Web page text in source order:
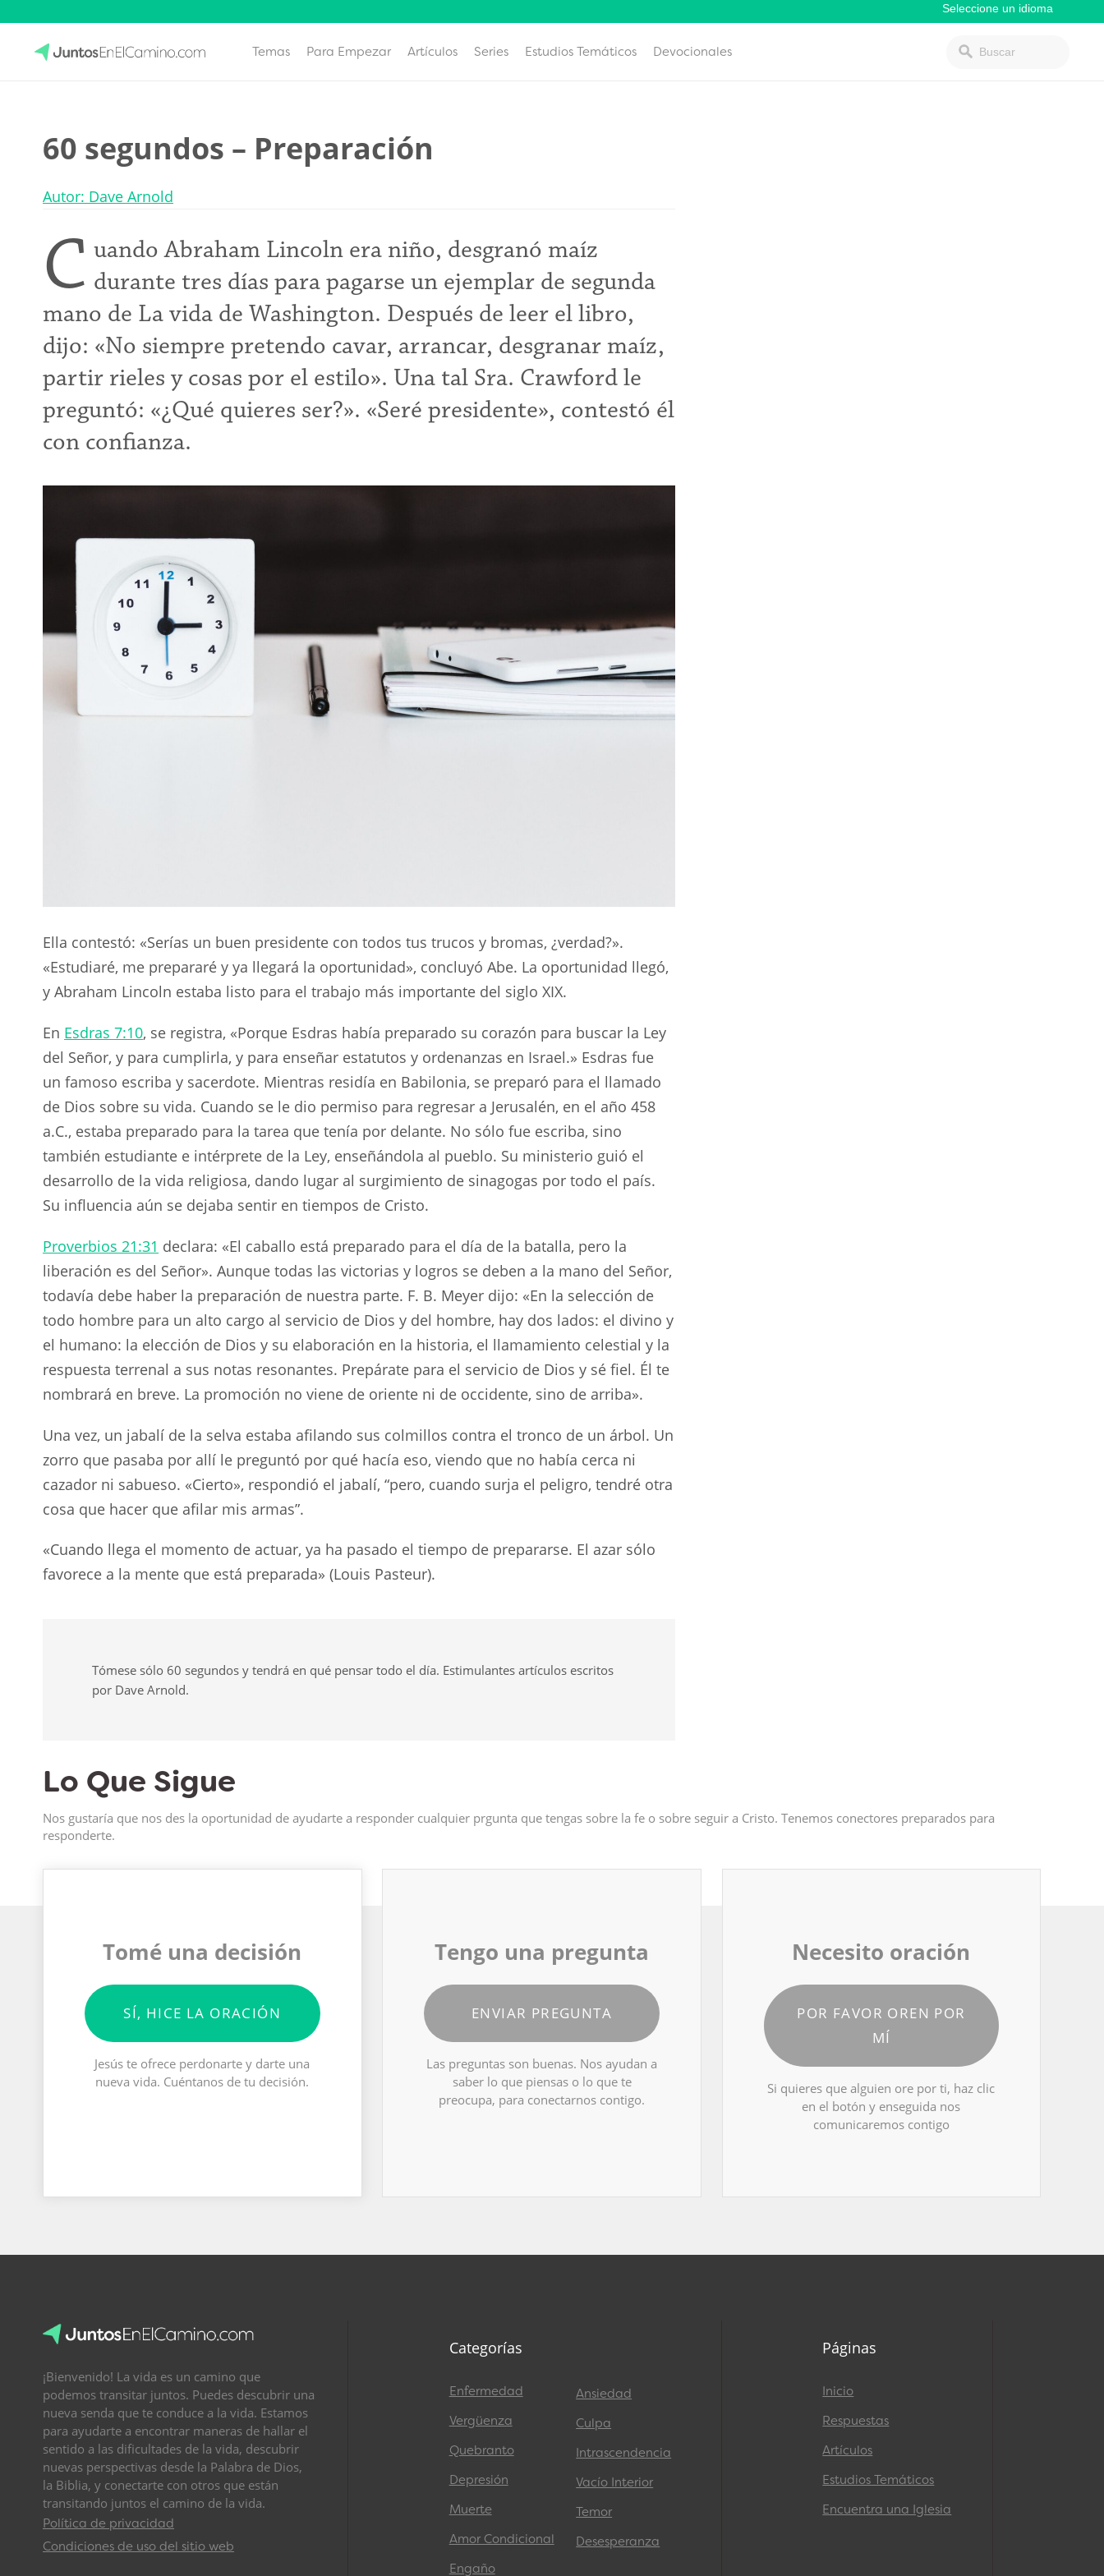
Temas Para Empezar Artículos Series Estudios Temáticos Devocionales
60 segundos – Preparación
Autor: Dave Arnold
C uando Abraham Lincoln era niño, desgranó maíz
durante tres días para pagarse un ejemplar de segunda
mano de La vida de Washington. Después de leer el libro,
dijo: «No siempre pretendo cavar, arrancar, desgranar maíz,
partir rieles y cosas por el estilo». Una tal Sra. Crawford le
preguntó: «¿Qué quieres ser?». «Seré presidente», contestó él
con confianza.
Ella contestó: «Serías un buen presidente con todos tus trucos y bromas, ¿verdad?».
«Estudiaré, me prepararé y ya llegará la oportunidad», concluyó Abe. La oportunidad llegó,
y Abraham Lincoln estaba listo para el trabajo más importante del siglo XIX.
En Esdras 7:10, se registra, «Porque Esdras había preparado su corazón para buscar la Ley
del Señor, y para cumplirla, y para enseñar estatutos y ordenanzas en Israel.» Esdras fue
un famoso escriba y sacerdote. Mientras residía en Babilonia, se preparó para el llamado
de Dios sobre su vida. Cuando se le dio permiso para regresar a Jerusalén, en el año 458
a.C., estaba preparado para la tarea que tenía por delante. No sólo fue escriba, sino
también estudiante e intérprete de la Ley, enseñándola al pueblo. Su ministerio guió el
desarrollo de la vida religiosa, dando lugar al surgimiento de sinagogas por todo el país.
Su influencia aún se dejaba sentir en tiempos de Cristo.
Proverbios 21:31 declara: «El caballo está preparado para el día de la batalla, pero la
liberación es del Señor». Aunque todas las victorias y logros se deben a la mano del Señor,
todavía debe haber la preparación de nuestra parte. F. B. Meyer dijo: «En la selección de
todo hombre para un alto cargo al servicio de Dios y del hombre, hay dos lados: el divino y
el humano: la elección de Dios y su elaboración en la historia, el llamamiento celestial y la
respuesta terrenal a sus notas resonantes. Prepárate para el servicio de Dios y sé fiel. Él te
nombrará en breve. La promoción no viene de oriente ni de occidente, sino de arriba».
Una vez, un jabalí de la selva estaba afilando sus colmillos contra el tronco de un árbol. Un
zorro que pasaba por allí le preguntó por qué hacía eso, viendo que no había cerca ni
cazador ni sabueso. «Cierto», respondió el jabalí, “pero, cuando surja el peligro, tendré otra
cosa que hacer que afilar mis armas”.
«Cuando llega el momento de actuar, ya ha pasado el tiempo de prepararse. El azar sólo
favorece a la mente que está preparada» (Louis Pasteur).
Tómese sólo 60 segundos y tendrá en qué pensar todo el día. Estimulantes artículos escritos
por Dave Arnold.
Lo Que Sigue
Nos gustaría que nos des la oportunidad de ayudarte a responder cualquier prgunta que tengas sobre la fe o sobre seguir a Cristo. Tenemos conectores preparados para
responderte.
Tomé una decisión
SÍ, HICE LA ORACIÓN
Jesús te ofrece perdonarte y darte una
nueva vida. Cuéntanos de tu decisión.
Tengo una pregunta
ENVIAR PREGUNTA
Las preguntas son buenas. Nos ayudan a
saber lo que piensas o lo que te
preocupa, para conectarnos contigo.
Necesito oración
POR FAVOR OREN POR
MÍ
Si quieres que alguien ore por ti, haz clic
en el botón y enseguida nos
comunicaremos contigo
¡Bienvenido! La vida es un camino que
podemos transitar juntos. Puedes descubrir una
nueva senda que te conduce a la vida. Estamos
para ayudarte a encontrar maneras de hallar el
sentido a las dificultades de la vida, descubrir
nuevas perspectivas desde la Palabra de Dios,
la Biblia, y conectarte con otros que están
transitando juntos el camino de la vida.
Política de privacidad
Condiciones de uso del sitio web
Categorías
Enfermedad
Vergüenza
Quebranto
Depresión
Muerte
Amor Condicional
Engaño
Ansiedad
Culpa
Intrascendencia
Vacío Interior
Temor
Desesperanza
Páginas
Inicio
Respuestas
Artículos
Estudios Temáticos
Encuentra una Iglesia